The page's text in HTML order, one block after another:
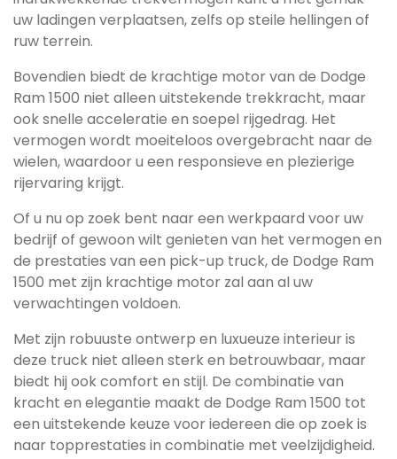
uw ladingen verplaatsen, zelfs op steile hellingen of
ruw terrein.
Bovendien biedt de krachtige motor van de Dodge
Ram 1500 niet alleen uitstekende trekkracht, maar
ook snelle acceleratie en soepel rijgedrag. Het
vermogen wordt moeiteloos overgebracht naar de
wielen, waardoor u een responsieve en plezierige
rijervaring krijgt.
Of u nu op zoek bent naar een werkpaard voor uw
bedrijf of gewoon wilt genieten van het vermogen en
de prestaties van een pick-up truck, de Dodge Ram
1500 met zijn krachtige motor zal aan al uw
verwachtingen voldoen.
Met zijn robuuste ontwerp en luxueuze interieur is
deze truck niet alleen sterk en betrouwbaar, maar
biedt hij ook comfort en stijl. De combinatie van
kracht en elegantie maakt de Dodge Ram 1500 tot
een uitstekende keuze voor iedereen die op zoek is
naar topprestaties in combinatie met veelzijdigheid.